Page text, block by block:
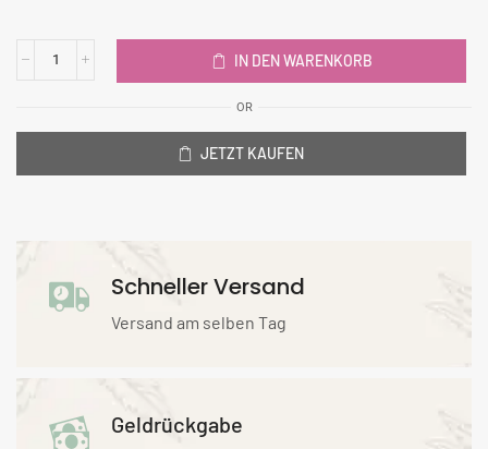
IN DEN WARENKORB
OR
JETZT KAUFEN
Schneller Versand
Versand am selben Tag
Geldrückgabe